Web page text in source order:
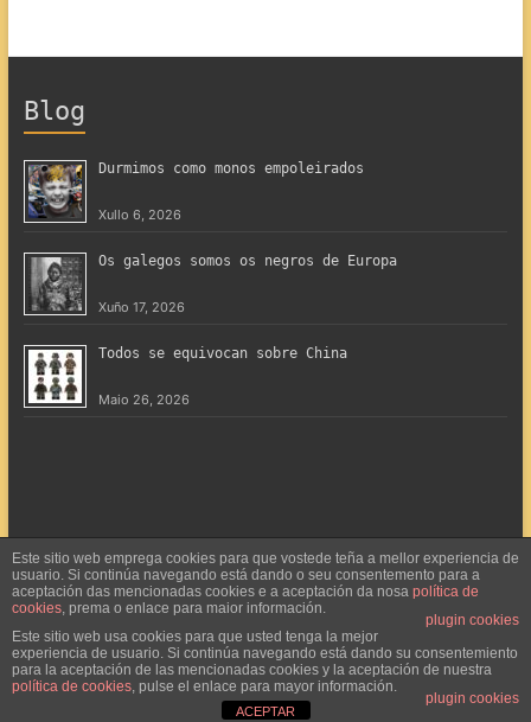
Blog
Durmimos como monos empoleirados
Xullo 6, 2026
Os galegos somos os negros de Europa
Xuño 17, 2026
Todos se equivocan sobre China
Maio 26, 2026
Copyright © 2026Ruralisto.org . Todos os dereitos reservados. Tema
Spaciousde ThemeGrill. Funciona con:WordPress.
Contáctanos
Miña conta
Este sitio web emprega cookies para que vostede teña a mellor experiencia de
usuario. Si continúa navegando está dando o seu consentemento para a
aceptación das mencionadas cookies e a aceptación da nosa política de
cookies, prema o enlace para maior información.
plugin cookies
Este sitio web usa cookies para que usted tenga la mejor
experiencia de usuario. Si continúa navegando está dando su consentemiento
para la aceptación de las mencionadas cookies y la aceptación de nuestra
política de cookies, pulse el enlace para mayor información.
plugin cookies
ACEPTAR